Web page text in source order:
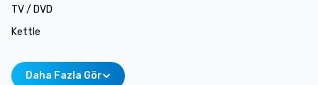
TV / DVD
Kettle
Daha Fazla Gör